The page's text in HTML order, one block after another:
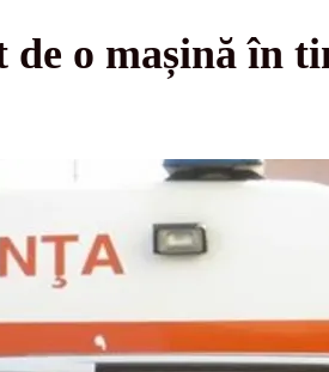
o mașină în